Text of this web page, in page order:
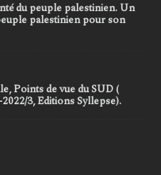
du peuple palestinien. Un
palestinien pour son
Points de vue du SUD (
3, Editions Syllepse).